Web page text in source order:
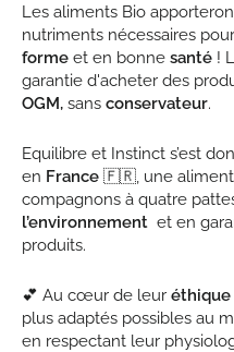
Les aliments Bio
nutriments nécessaires
forme et en bonne santé !
garantie d'acheter des
OGM, sans conservateur.
Equilibre et Instinct s’est
en France 🇫🇷, une
compagnons à quatre
l’environnement et en
produits.
💕 Au cœur de leur éthique
plus adaptés possibles au
en respectant leur